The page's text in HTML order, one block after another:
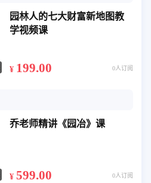
园林人的七大财富新地图教
学视频课
¥ 199.00 0人订阅
乔老师精讲《园冶》课
¥ 599.00 0人订阅